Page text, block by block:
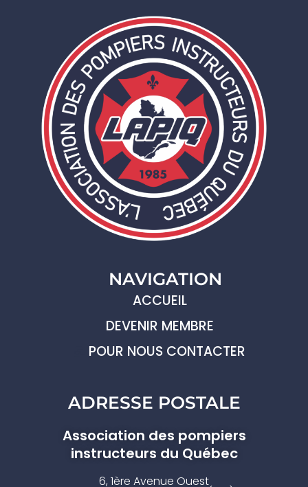
NAVIGATION
ACCUEIL
DEVENIR MEMBRE
POUR NOUS CONTACTER
ADRESSE POSTALE
Association des pompiers
instructeurs du Québec
6, 1ère Avenue Ouest